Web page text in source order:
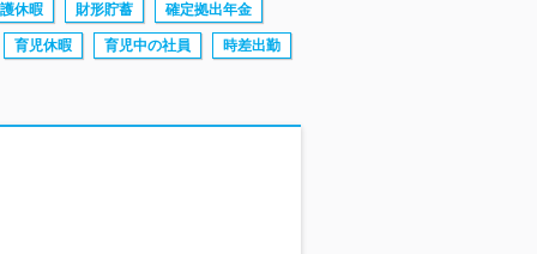
休暇 財形貯蓄 確定拠出年金
育児休暇 育児中の社員 時差出勤